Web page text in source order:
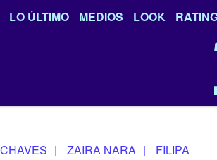
LO ÚLTIMO MEDIOS LOOK
| ZAIRA NARA | FILIPA